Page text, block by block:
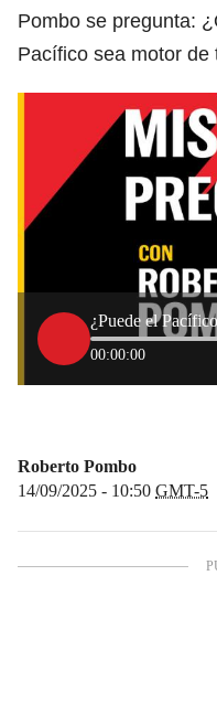
Pombo se pregunta:
Pacífico sea motor de
¿Puede el
00:00:00
Roberto Pombo
14/09/2025 - 10:50 GMT-5